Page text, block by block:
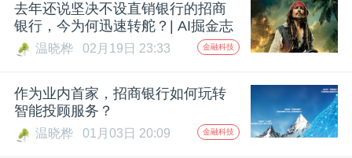
动
中
心
去年还说坚决不设直销银行的招商
银行，今为何迅速转舵？| AI掘金志
温晓桦 02月19日 23:33 金融科技
作为业内首家，招商银行如何玩转
智能投顾服务？
温晓桦 01月03日 20:09 金融科技